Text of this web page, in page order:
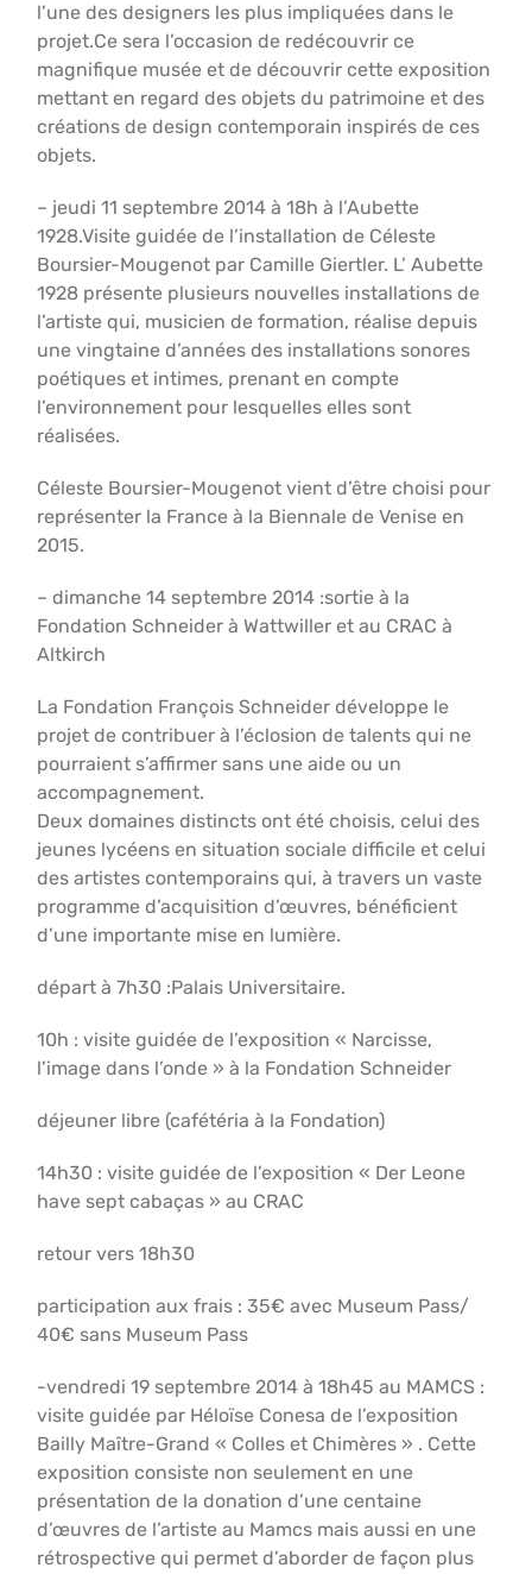
l’une des designers les plus impliquées dans le
projet.Ce sera l’occasion de redécouvrir ce
magnifique musée et de découvrir cette exposition
mettant en regard des objets du patrimoine et des
créations de design contemporain inspirés de ces
objets.
– jeudi 11 septembre 2014 à 18h à l’Aubette
1928.Visite guidée de l’installation de Céleste
Boursier-Mougenot par Camille Giertler. L’ Aubette
1928 présente plusieurs nouvelles installations de
l’artiste qui, musicien de formation, réalise depuis
une vingtaine d’années des installations sonores
poétiques et intimes, prenant en compte
l’environnement pour lesquelles elles sont
réalisées.
Céleste Boursier-Mougenot vient d’être choisi pour
représenter la France à la Biennale de Venise en
2015.
– dimanche 14 septembre 2014 :sortie à la
Fondation Schneider à Wattwiller et au CRAC à
Altkirch
La Fondation François Schneider développe le
projet de contribuer à l’éclosion de talents qui ne
pourraient s’affirmer sans une aide ou un
accompagnement.
Deux domaines distincts ont été choisis, celui des
jeunes lycéens en situation sociale difficile et celui
des artistes contemporains qui, à travers un vaste
programme d’acquisition d’œuvres, bénéficient
d’une importante mise en lumière.
départ à 7h30 :Palais Universitaire.
10h : visite guidée de l’exposition « Narcisse,
l’image dans l’onde » à la Fondation Schneider
déjeuner libre (cafétéria à la Fondation)
14h30 : visite guidée de l’exposition « Der Leone
have sept cabaças » au CRAC
retour vers 18h30
participation aux frais : 35€ avec Museum Pass/
40€ sans Museum Pass
-vendredi 19 septembre 2014 à 18h45 au MAMCS :
visite guidée par Héloïse Conesa de l’exposition
Bailly Maître-Grand « Colles et Chimères » . Cette
exposition consiste non seulement en une
présentation de la donation d’une centaine
d’œuvres de l’artiste au Mamcs mais aussi en une
rétrospective qui permet d’aborder de façon plus